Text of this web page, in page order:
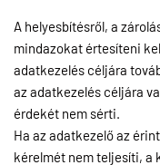
A helyesbítésről, a
mindazokat értesíteni
adatkezelés céljára
az adatkezelés céljára
érdekét nem sérti.
Ha az adatkezelő az
kérelmét nem teljesíti, a